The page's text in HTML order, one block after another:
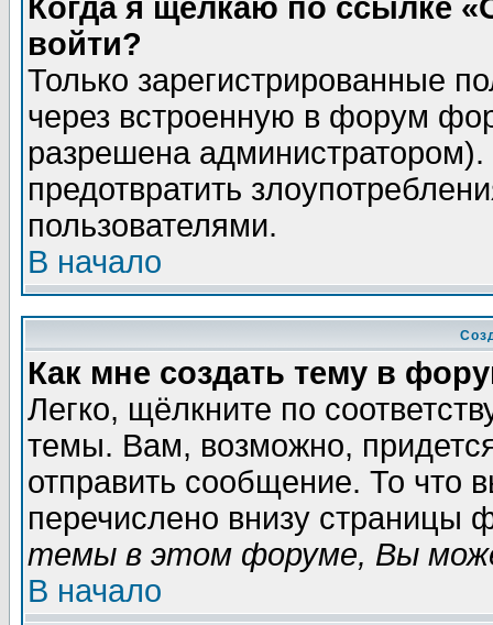
Когда я щёлкаю по ссылке
войти?
Только зарегистрированные
через встроенную в форум
разрешена
предотвратить
пользователями.
В начало
Как мне создать тему в
Легко, щёлкните по
темы. Вам, возможно,
отправить сообщение. То что
перечислено внизу страницы
темы в этом форуме, Вы
В начало